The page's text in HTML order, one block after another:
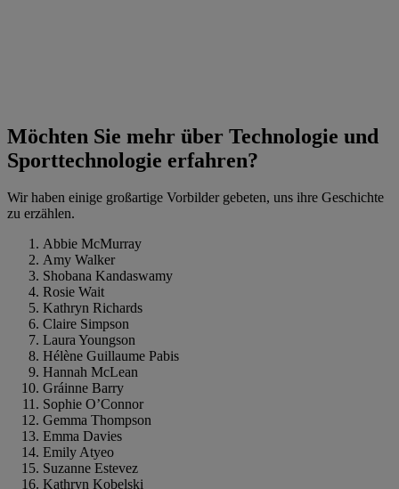
Möchten Sie mehr über Technologie und
Sporttechnologie erfahren?
Wir haben einige großartige Vorbilder gebeten, uns ihre Geschichte
zu erzählen.
Abbie McMurray
Amy Walker
Shobana Kandaswamy
Rosie Wait
Kathryn Richards
Claire Simpson
Laura Youngson
Hélène Guillaume Pabis
Hannah McLean
Gráinne Barry
Sophie O’Connor
Gemma Thompson
Emma Davies
Emily Atyeo
Suzanne Estevez
Kathryn Kobelski